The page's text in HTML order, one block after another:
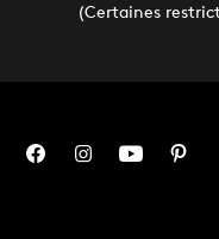
(Certaines